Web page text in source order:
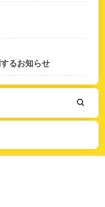
るお知らせ